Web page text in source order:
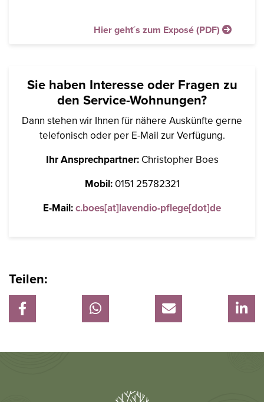
Hier geht´s zum Exposé (PDF)
Sie haben Interesse oder Fragen zu
den Service-Wohnungen?
Dann stehen wir Ihnen für nähere Auskünfte gerne
telefonisch oder per E-Mail zur Verfügung.
Ihr Ansprechpartner:Christopher Boes
Mobil: 0151 25782321
E-Mail:c.boes[at]lavendio-pflege[dot]de
Teilen: